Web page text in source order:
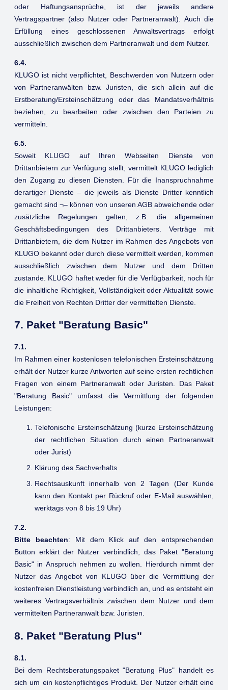
oder Haftungsansprüche, ist der jeweils andere
Vertragspartner (also Nutzer oder Partneranwalt). Auch die
Erfüllung eines geschlossenen Anwaltsvertrags erfolgt
ausschließlich zwischen dem Partneranwalt und dem Nutzer.
6.4.
KLUGO ist nicht verpflichtet, Beschwerden von Nutzern oder
von Partneranwälten bzw. Juristen, die sich allein auf die
Erstberatung/Ersteinschätzung oder das Mandatsverhältnis
beziehen, zu bearbeiten oder zwischen den Parteien zu
vermitteln.
6.5.
Soweit KLUGO auf Ihren Webseiten Dienste von
Drittanbietern zur Verfügung stellt, vermittelt KLUGO lediglich
den Zugang zu diesen Diensten. Für die Inanspruchnahme
derartiger Dienste – die jeweils als Dienste Dritter kenntlich
gemacht sind ¬– können von unseren AGB abweichende oder
zusätzliche Regelungen gelten, z.B. die allgemeinen
Geschäftsbedingungen des Drittanbieters. Verträge mit
Drittanbietern, die dem Nutzer im Rahmen des Angebots von
KLUGO bekannt oder durch diese vermittelt werden, kommen
ausschließlich zwischen dem Nutzer und dem Dritten
zustande. KLUGO haftet weder für die Verfügbarkeit, noch für
die inhaltliche Richtigkeit, Vollständigkeit oder Aktualität sowie
die Freiheit von Rechten Dritter der vermittelten Dienste.
7. Paket "Beratung Basic"
7.1.
Im Rahmen einer kostenlosen telefonischen Ersteinschätzung
erhält der Nutzer kurze Antworten auf seine ersten rechtlichen
Fragen von einem Partneranwalt oder Juristen. Das Paket
"Beratung Basic" umfasst die Vermittlung der folgenden
Leistungen:
Telefonische Ersteinschätzung (kurze Ersteinschätzung
der rechtlichen Situation durch einen Partneranwalt
oder Jurist)
Klärung des Sachverhalts
Rechtsauskunft innerhalb von 2 Tagen (Der Kunde
kann den Kontakt per Rückruf oder E-Mail auswählen,
werktags von 8 bis 19 Uhr)
7.2.
Bitte beachten: Mit dem Klick auf den entsprechenden
Button erklärt der Nutzer verbindlich, das Paket "Beratung
Basic" in Anspruch nehmen zu wollen. Hierdurch nimmt der
Nutzer das Angebot von KLUGO über die Vermittlung der
kostenfreien Dienstleistung verbindlich an, und es entsteht ein
weiteres Vertragsverhältnis zwischen dem Nutzer und dem
vermittelten Partneranwalt bzw. Juristen.
8. Paket "Beratung Plus"
8.1.
Bei dem Rechtsberatungspaket "Beratung Plus" handelt es
sich um ein kostenpflichtiges Produkt. Der Nutzer erhält eine